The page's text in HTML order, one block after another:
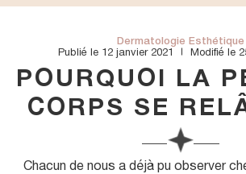
POURQUOI LA
CORPS SE
Publié le 12 janvier 2021 Modifié le
Dermatologie Esthétique
Chacun de nous a déjà pu observer